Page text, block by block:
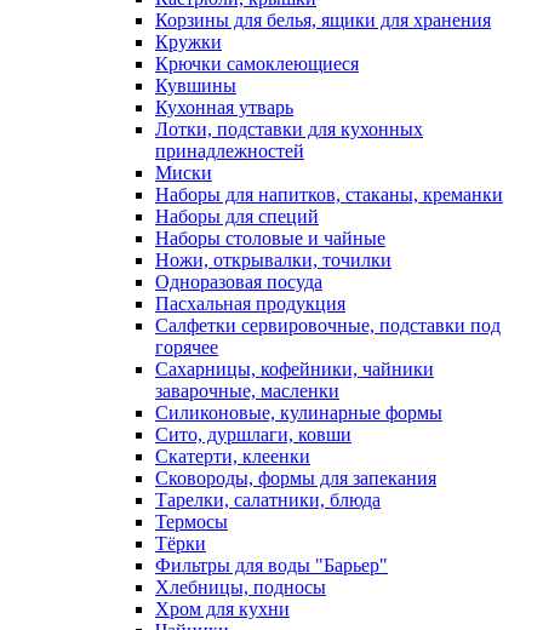
Корзины для белья, ящики для хранения
Кружки
Крючки самоклеющиеся
Кувшины
Кухонная утварь
Лотки, подставки для кухонных
принадлежностей
Миски
Наборы для напитков, стаканы, креманки
Наборы для специй
Наборы столовые и чайные
Ножи, открывалки, точилки
Одноразовая посуда
Пасхальная продукция
Салфетки сервировочные, подставки под
горячее
Сахарницы, кофейники, чайники
заварочные, масленки
Силиконовые, кулинарные формы
Сито, дуршлаги, ковши
Скатерти, клеенки
Сковороды, формы для запекания
Тарелки, салатники, блюда
Термосы
Тёрки
Фильтры для воды "Барьер"
Хлебницы, подносы
Хром для кухни